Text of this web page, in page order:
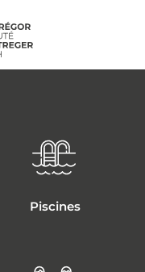
-
Piscines